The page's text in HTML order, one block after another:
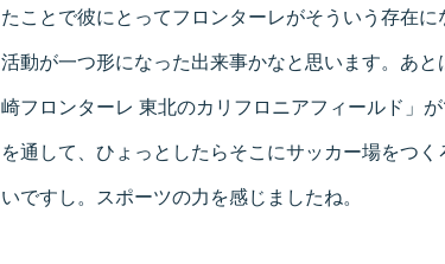
たことで彼にとってフロンターレがそういう存在
活動が一つ形になった出来事かなと思います。あ
崎フロンターレ 東北のカリフロニアフィールド」
を通して、ひょっとしたらそこにサッカー場をつ
いですし。スポーツの力を感じましたね。